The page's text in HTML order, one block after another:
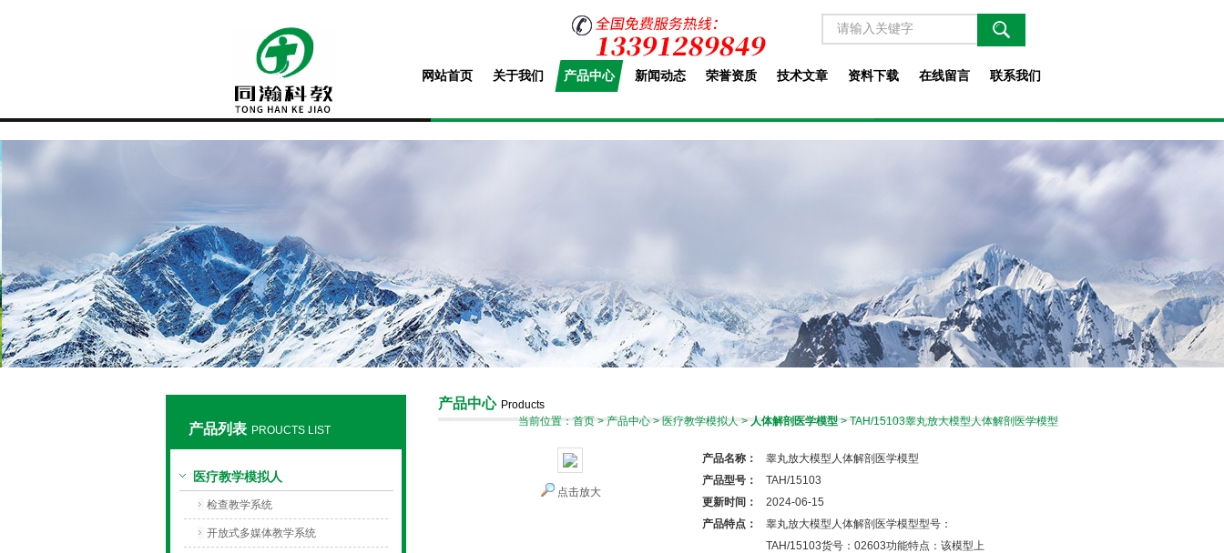
网站首页 关于我们 产品中心 新闻动态 荣誉资质 技术文章 资料下载 在线留言 联系我们
产品列表 PROUCTS LIST
医疗教学模拟人
检查教学系统
开放式多媒体教学系统
产品中心 Products
当前位置：首页>产品中心>医疗教学模拟人>人体解剖医学模型> TAH/15103睾丸放大模型人体解剖医学模型
点击放大
产品名称：
睾丸放大模型人体解剖医学模型
产品型号：
TAH/15103
更新时间：
2024-06-15
产品特点：
睾丸放大模型人体解剖医学模型型号：
TAH/15103货号：02603功能特点：该模型上